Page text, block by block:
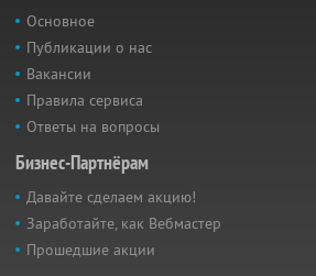
Основное
Публикации о нас
Вакансии
Правила сервиса
Ответы на вопросы
Бизнес-Партнёрам
Давайте сделаем акцию!
Заработайте, как Вебмастер
Прошедшие акции